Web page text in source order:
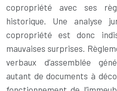
copropriété avec ses
historique. Une analyse
copropriété est donc
mauvaises surprises.
verbaux d’assemblée
autant de documents à